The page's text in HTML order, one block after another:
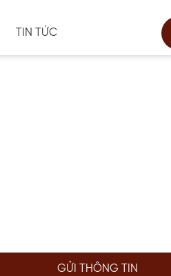
TIN TỨC
GỬI THÔNG TIN